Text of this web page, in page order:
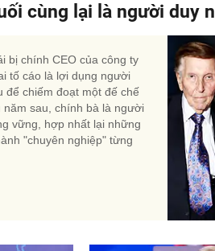
cùng lại là người duy
bị chính CEO của công ty
tố cáo là lợi dụng người
để chiếm đoạt một đế chế
năm sau, chính bà là người
vững, hợp nhất lại những
"chuyên nghiệp" từng